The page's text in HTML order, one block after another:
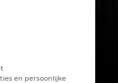
en persoonlijke